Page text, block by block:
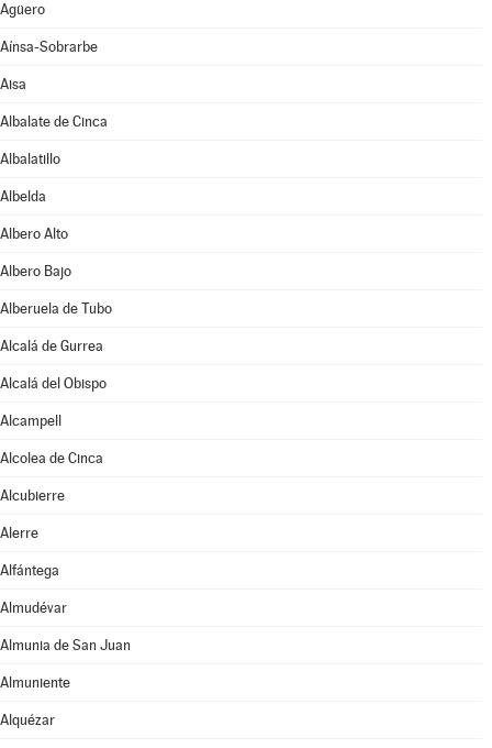
Agüero
Aínsa-Sobrarbe
Aisa
Albalate de Cinca
Albalatillo
Albelda
Albero Alto
Albero Bajo
Alberuela de Tubo
Alcalá de Gurrea
Alcalá del Obispo
Alcampell
Alcolea de Cinca
Alcubierre
Alerre
Alfántega
Almudévar
Almunia de San Juan
Almuniente
Alquézar